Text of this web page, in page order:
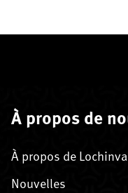
À propos de
À propos de
Nouvelles